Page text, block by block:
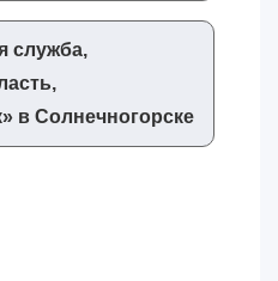
служба,
в Солнечногорске